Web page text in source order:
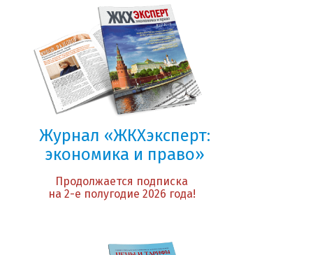
Журнал «ЖКХэксперт:
экономика и право»
Продолжается подписка
на 2-е полугодие 2026 года!